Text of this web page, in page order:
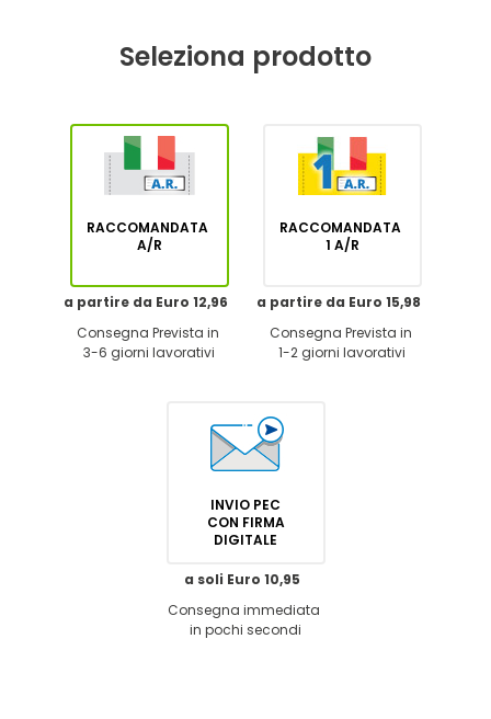
Seleziona prodotto
RACCOMANDATA
A/R
a partire da Euro 12,96
Consegna Prevista in
3-6 giorni lavorativi
RACCOMANDATA
1 A/R
a partire da Euro 15,98
Consegna Prevista in
1-2 giorni lavorativi
INVIO PEC
CON FIRMA
DIGITALE
a soli Euro 10,95
Consegna immediata
in pochi secondi